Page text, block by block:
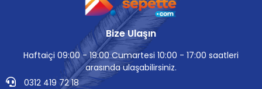
Bize Ulaşın
Haftaiçi 09:00 - 19:00 Cumartesi 10:00 - 17:00 saatleri
arasında ulaşabilirsiniz.
0312 419 72 18